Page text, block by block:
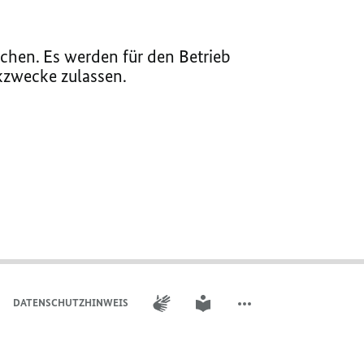
Es werden für den Betrieb
zulassen.
DATENSCHUTZHINWEIS GEBÄRDENSPRACHE
LEICHTE SPRACHE